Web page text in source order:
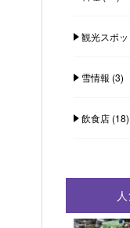
観光スポッ
雪情報 (3)
飲食店(18)